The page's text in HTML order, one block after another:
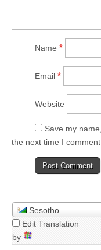
Name *
Email *
Website
Save my name
the next time I comment
Sesotho
Edit Translation
by